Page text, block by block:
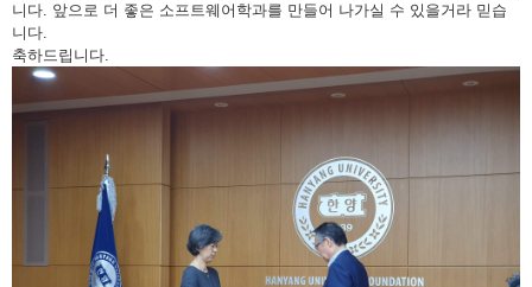
니다. 앞으로 더 좋은 소프트웨어학과를 만들어 나가실 수 있을거라 믿습
니다.
축하드립니다.